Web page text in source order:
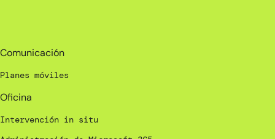
Comunicación
Planes móviles
Oficina
Intervención in situ